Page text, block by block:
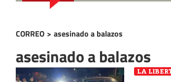
CORREO > asesinado a balazos
asesinado a balazos
LA